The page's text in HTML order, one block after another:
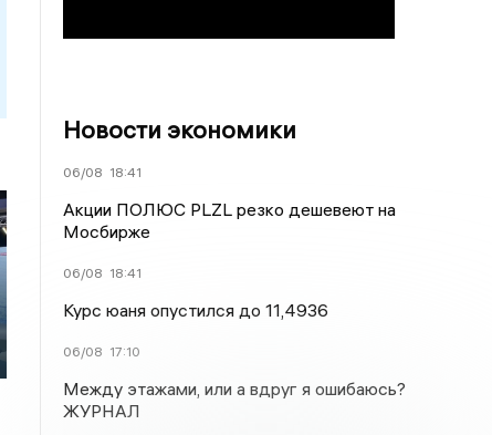
Новости экономики
06/08 18:41
Акции ПОЛЮС PLZL резко дешевеют на
Мосбирже
06/08 18:41
Курс юаня опустился до 11,4936
06/08 17:10
Между этажами, или а вдруг я ошибаюсь?
ЖУРНАЛ